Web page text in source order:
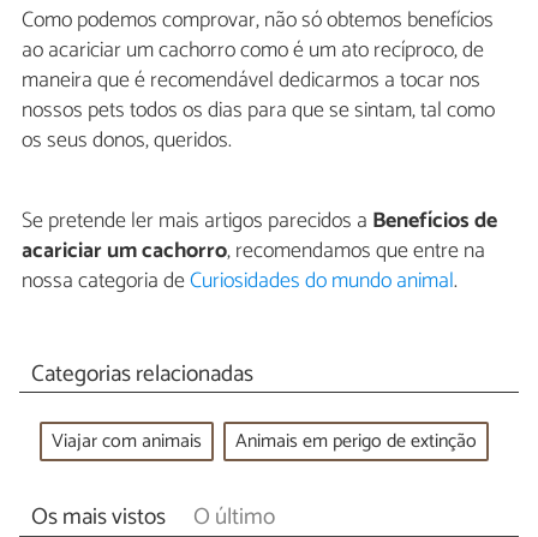
Como podemos comprovar, não só obtemos benefícios
ao acariciar um cachorro como é um ato recíproco, de
maneira que é recomendável dedicarmos a tocar nos
nossos pets todos os dias para que se sintam, tal como
os seus donos, queridos.
Se pretende ler mais artigos parecidos a Benefícios de
acariciar um cachorro, recomendamos que entre na
nossa categoria deCuriosidades do mundo animal.
Categorias relacionadas
Viajar com animais Animais em perigo de extinção
Os mais vistos O último